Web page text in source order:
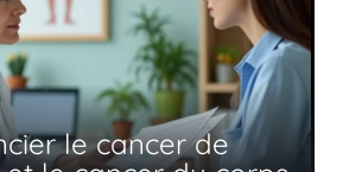
le cancer de